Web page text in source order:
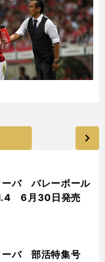
ーバ バレーボール
6月30日発売
ーバ 部活特集号